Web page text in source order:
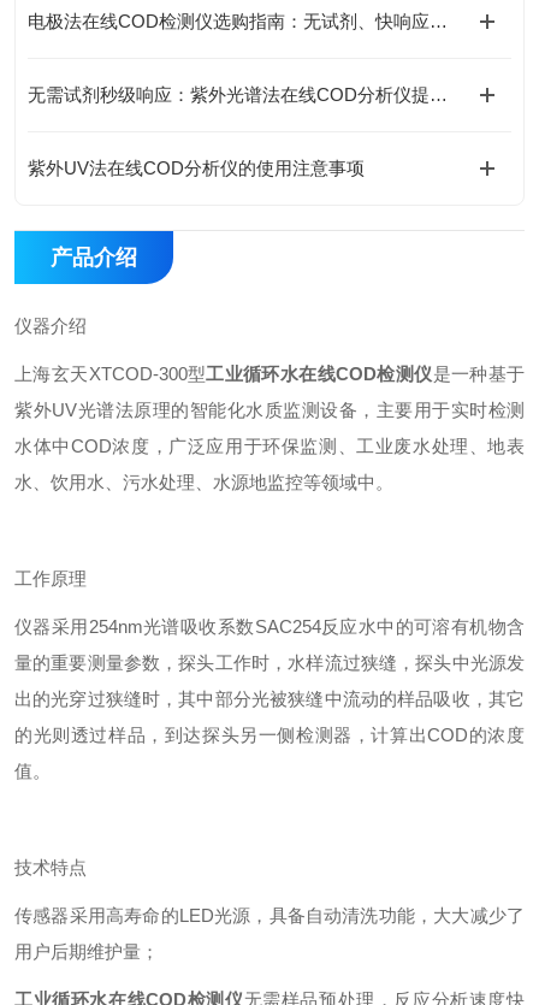
电极法在线COD检测仪选购指南：无试剂、快响应、选型全攻略
无需试剂秒级响应：紫外光谱法在线COD分析仪提高监测效率
紫外UV法在线COD分析仪的使用注意事项
产品介绍
仪器介绍
上海玄天XTCOD-300型工业循环水在线COD检测仪是一种基于
紫外UV光谱法原理的智能化水质监测设备，主要用于实时检测
水体中COD浓度，广泛应用于环保监测、工业废水处理、地表
水、饮用水、污水处理、水源地监控等领域中。
工作原理
仪器采用254nm光谱吸收系数SAC254反应水中的可溶有机物含
量的重要测量参数，探头工作时，水样流过狭缝，探头中光源发
出的光穿过狭缝时，其中部分光被狭缝中流动的样品吸收，其它
的光则透过样品，到达探头另一侧检测器，计算出COD的浓度
值。
技术特点
传感器采用高寿命的LED光源，具备自动清洗功能，大大减少了
用户后期维护量；
工业循环水在线COD检测仪无需样品预处理，反应分析速度快